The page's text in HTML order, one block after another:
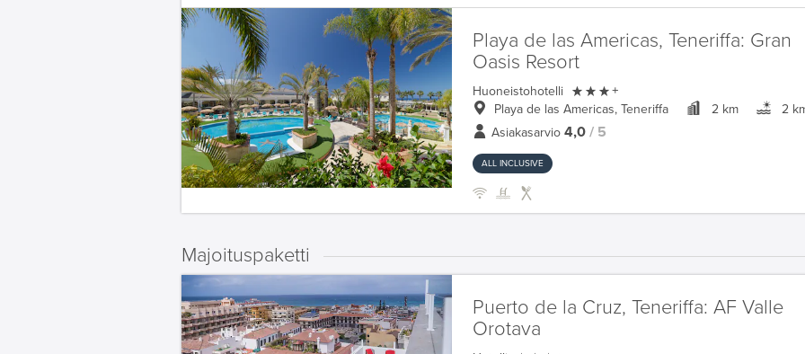
Playa de las Americas, Teneriffa: Gran
Oasis Resort
Huoneistohotelli  +
Playa de las Americas, Teneriffa 2 km
2
Asiakasarvio 4,0/ 5
ALL INCLUSIVE
Majoituspaketti
Puerto de la Cruz, Teneriffa: AF Valle
Orotava